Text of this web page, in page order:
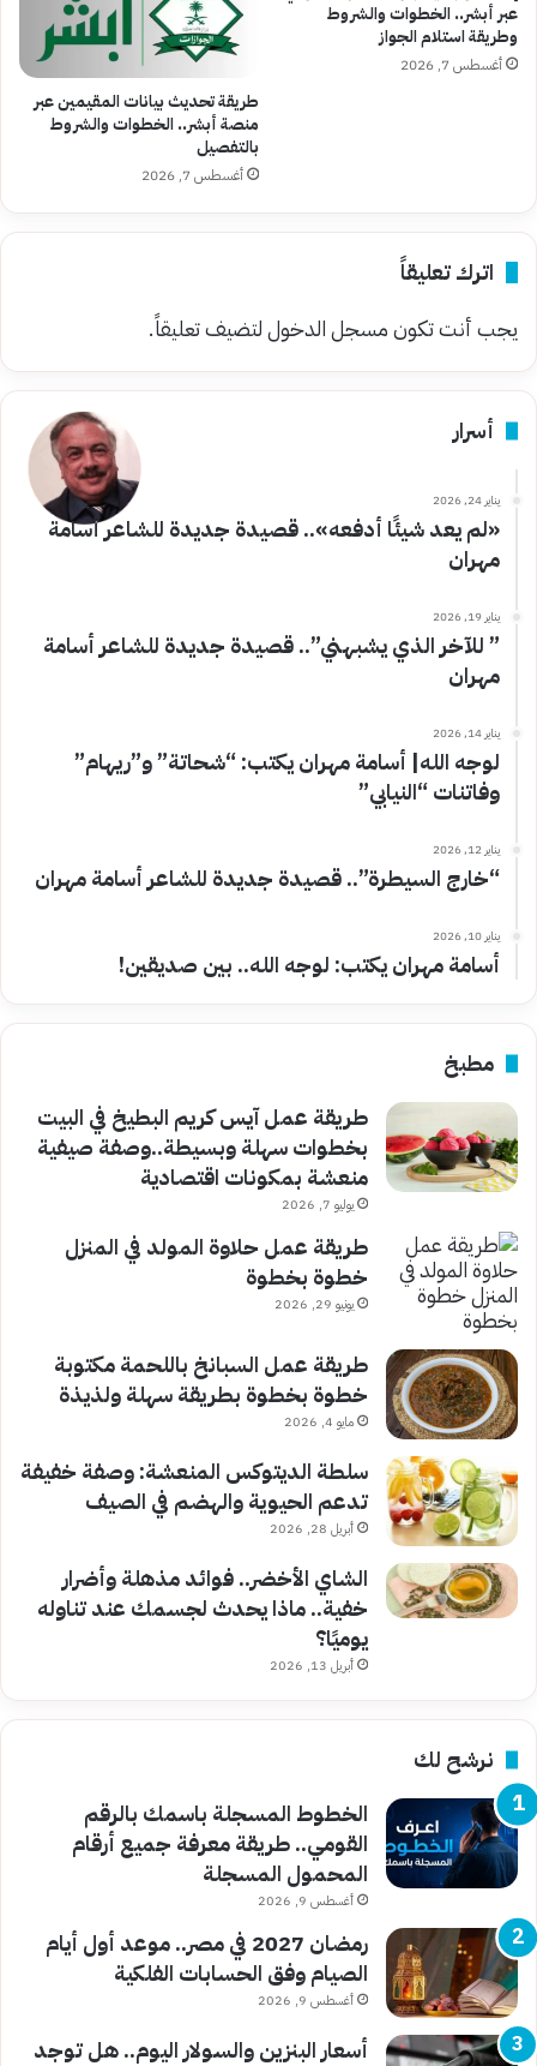
عبر أبشر.. الخطوات والشروط
وطريقة استلام الجواز
أغسطس 7, 2026
طريقة تحديث بيانات المقيمين عبر
منصة أبشر.. الخطوات والشروط
بالتفصيل
أغسطس 7, 2026
اترك تعليقاً
يجب أنت تكونمسجل الدخوللتضيف تعليقاً.
أسرار
يناير 24, 2026
«لم يعد شيئًا أدفعه».. قصيدة جديدة للشاعر أسامة
مهران
يناير 19, 2026
” للآخر الذي يشبهني”.. قصيدة جديدة للشاعر أسامة
مهران
يناير 14, 2026
لوجه الله| أسامة مهران يكتب: “شحاتة” و”ريهام”
وفاتنات “النيابي”
يناير 12, 2026
“خارج السيطرة”.. قصيدة جديدة للشاعر أسامة مهران
يناير 10, 2026
أسامة مهران يكتب: لوجه الله.. بين صديقين!
مطبخ
طريقة عمل آيس كريم البطيخ في البيت
بخطوات سهلة وبسيطة..وصفة صيفية
منعشة بمكونات اقتصادية
يوليو 7, 2026
طريقة عمل حلاوة المولد في المنزل
خطوة بخطوة
يونيو 29, 2026
طريقة عمل السبانخ باللحمة مكتوبة
خطوة بخطوة بطريقة سهلة ولذيذة
مايو 4, 2026
سلطة الديتوكس المنعشة: وصفة خفيفة
تدعم الحيوية والهضم في الصيف
أبريل 28, 2026
الشاي الأخضر.. فوائد مذهلة وأضرار
خفية.. ماذا يحدث لجسمك عند تناوله
يوميًا؟
أبريل 13, 2026
نرشح لك
الخطوط المسجلة باسمك بالرقم
القومي.. طريقة معرفة جميع أرقام
المحمول المسجلة
أغسطس 9, 2026
رمضان 2027 في مصر.. موعد أول أيام
الصيام وفق الحسابات الفلكية
أغسطس 9, 2026
أسعار البنزين والسولار اليوم.. هل توجد